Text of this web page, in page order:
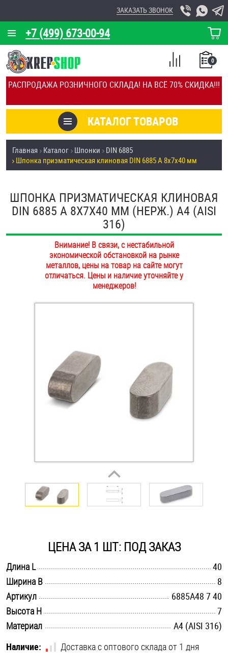
РАСПРОДАЖА РОЗНИЧНОГО СКЛАДА! НА ВСЁ 70% СКИДКА!!!
+7 (499) 673-00-94
ЗАКАЗАТЬ ЗВОНОК
КОРЗИНА
О КОМПАНИИ
КАЛЬКУЛЯТОР
ОТЗЫВЫ
УСЛУГИ
СКИДКИ
ОПТ
ПОКУПАТЕЛЯМ
ОПЛАТА И ДОСТАВКА
НАШИ МАГАЗИНЫ
КАТАЛОГ ТОВАРОВ
0
СПИСОК
СРАВНЕНИЕ
Товары со скидкой
Анкеры
Антивандальный крепёж, инструмент
Заклепки (Гайки-Заклепки)
Инструмент
Крюки, кольца с метрической резьбой
Оснастка и аксессуары для яхт
Стопорные кольца
Такелаж
Хомуты
Шайбы
Главная Каталог Шпонки
DIN 6885
Шпонка призматическая клиновая DIN 6885 А 8х7х40 мм
ШПОНКА ПРИЗМАТИЧЕСКАЯ КЛИНОВАЯ
DIN 6885 А 8Х7Х40 ММ (НЕРЖ.) A4 (AISI
316)
Внимание! В связи, с нестабильной
экономической обстановкой на рынке
металлов, цены на товар на сайте могут
отличаться. Цены и наличие уточняйте у
менеджеров!
ЦЕНА ЗА 1 ШТ: ПОД ЗАКАЗ
Длина L
40
Ширина B
8
Артикул
6885A48 7 40
Высота H
7
Материал
A4 (AISI 316)
Наличие:
Доставка с оптового склада от 1 дня